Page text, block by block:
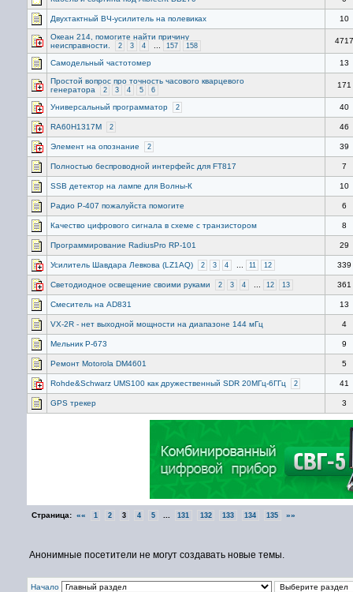
Двухтактный ВЧ-усилитель на полевиках 10
Океан 214, помогите найти причину
неисправности.
2 3 4 157 158
4717
Самодельный частотомер 13
Простой вопрос про точность часового кварцевого
генератора
2 3 4 5 6
171
Универсальный программатор 2 40
RA60H1317M 2 46
Элемент на опознание 2 39
Полностью беспроводной интерфейс для FT817 7
SSB детектор на лампе для Волны-К 10
Радио Р-407 пожалуйста помогите 6
Качество цифрового сигнала в схеме с транзистором 8
Программирование RadiusPro RP-101 29
Усилитель Шавдара Левкова (LZ1AQ) 2 3 4 11 12 339
Светодиодное освещение своими руками 2 3 4 12 13 361
Смеситель на AD831 13
VX-2R - нет выходной мощности на диапазоне 144 мГц 4
Мельник Р-673 9
Ремонт Motorola DM4601 5
Rohde&Schwarz UMS100 как дружественный SDR 20МГц-6ГГц 2 41
GPS трекер 3
Страница: «« 1 2 3 4 5 131 132 133 134 135 »»
Анонимные посетители не могут создавать новые темы.
Начало